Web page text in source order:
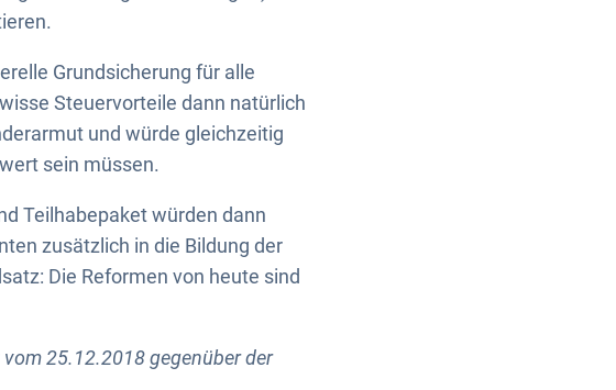
Grundsicherung für alle
Steuervorteile dann natürlich
und würde gleichzeitig
sein müssen.
Teilhabepaket würden dann
zusätzlich in die Bildung der
Die Reformen von heute sind
25.12.2018 gegenüber der